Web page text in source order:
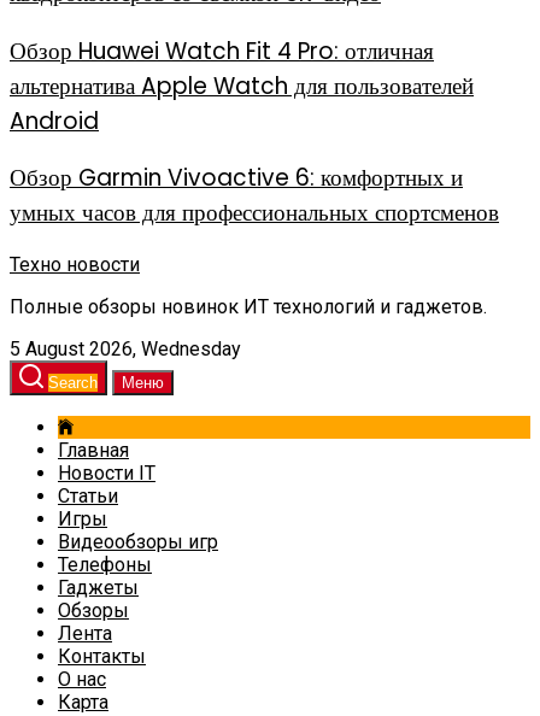
Обзор Huawei Watch Fit 4 Pro: отличная
альтернатива Apple Watch для пользователей
Android
Обзор Garmin Vivoactive 6: комфортных и
умных часов для профессиональных спортсменов
Техно новости
Полные обзоры новинок ИТ технологий и гаджетов.
5 August 2026, Wednesday
Search Меню
Главная
Новости IT
Статьи
Игры
Видеообзоры игр
Телефоны
Гаджеты
Обзоры
Лента
Контакты
О нас
Карта